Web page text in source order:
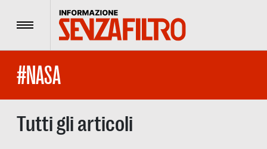
Menu
#NASA
Tutti gli articoli